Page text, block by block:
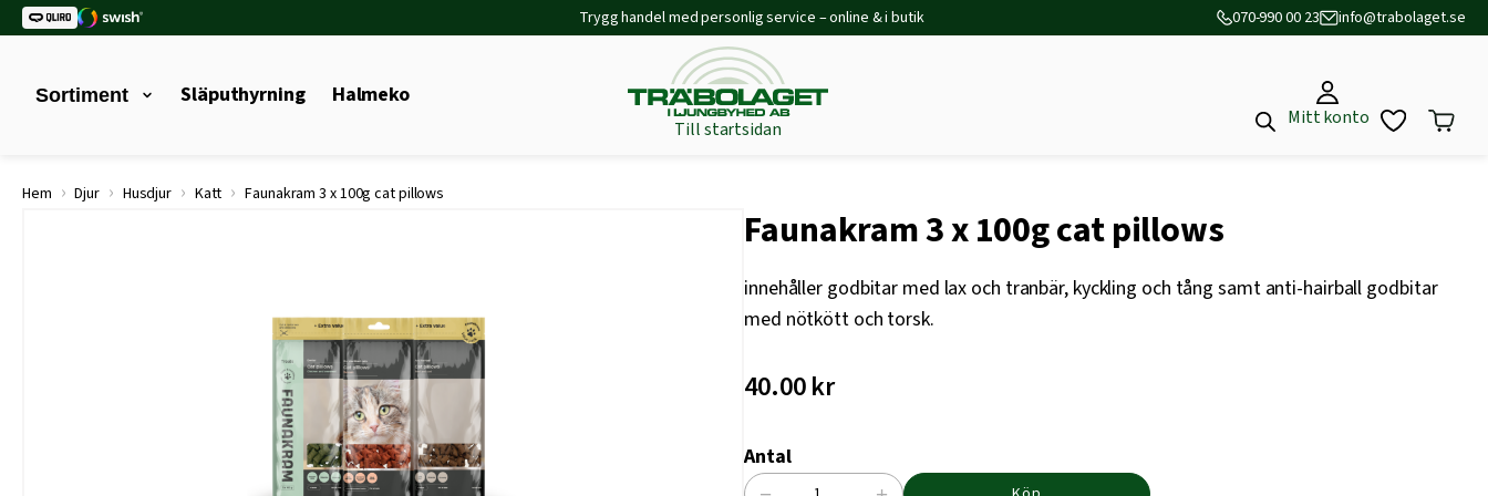
Trygg handel med personlig service – online & i butik 070-990 00 23 info@trabolaget.se
Sortiment Släputhyrning Halmeko
Till startsidan
Mitt konto
Hem › Djur › Husdjur › Katt › Faunakram 3 x 100g cat pillows
Faunakram 3 x 100g cat pillows
innehåller godbitar med lax och tranbär, kyckling och tång samt anti-hairball godbitar
med nötkött och torsk.
40.00kr
Antal